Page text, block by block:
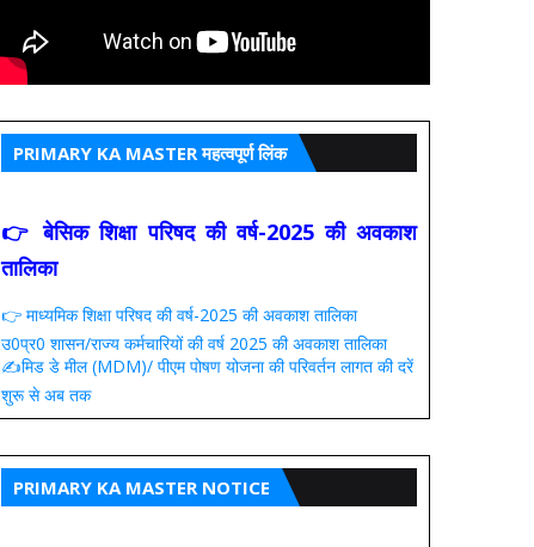
PRIMARY KA MASTER महत्वपूर्ण लिंक
👉 बेसिक शिक्षा परिषद की वर्ष-2025 की अवकाश
तालिका
👉 माध्यमिक शिक्षा परिषद की वर्ष-2025 की अवकाश तालिका
उ0प्र0 शासन/राज्य कर्मचारियों की वर्ष 2025 की अवकाश तालिका
✍️मिड डे मील (MDM)/ पीएम पोषण योजना की परिवर्तन लागत की दरें
शुरू से अब तक
PRIMARY KA MASTER NOTICE